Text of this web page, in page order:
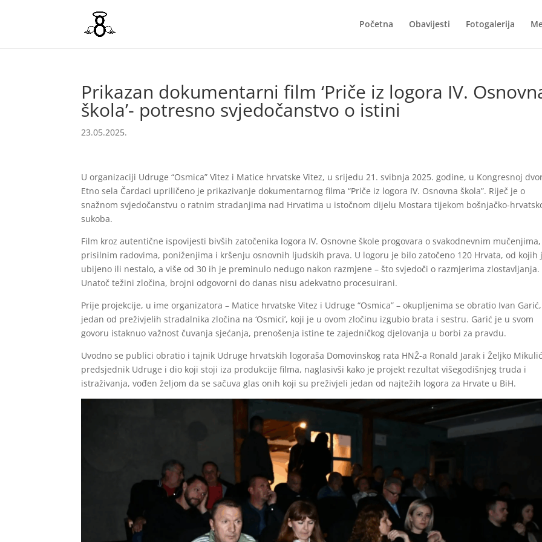
Početna Obavijesti Fotogalerija
Prikazan dokumentarni film ‘Priče iz logora IV.
škola’- potresno svjedočanstvo o istini
23.05.2025.
U organizaciji Udruge “Osmica” Vitez i Matice hrvatske Vitez, u srijedu 21. svibnja 2025. godine, u Kongresnoj
Etno sela Čardaci upriličeno je prikazivanje dokumentarnog filma “Priče iz logora IV. Osnovna škola”. Riječ je o
snažnom svjedočanstvu o ratnim stradanjima nad Hrvatima u istočnom dijelu Mostara tijekom bošnjačko-
sukoba.
Film kroz autentične ispovijesti bivših zatočenika logora IV. Osnovne škole progovara o svakodnevnim mučenjima,
prisilnim radovima, poniženjima i kršenju osnovnih ljudskih prava. U logoru je bilo zatočeno 120 Hrvata, od kojih
ubijeno ili nestalo, a više od 30 ih je preminulo nedugo nakon razmjene – što svjedoči o razmjerima zlostavljanja.
Unatoč težini zločina, brojni odgovorni do danas nisu adekvatno procesuirani.
Prije projekcije, u ime organizatora – Matice hrvatske Vitez i Udruge “Osmica” – okupljenima se obratio Ivan Garić,
jedan od preživjelih stradalnika zločina na ‘Osmici’, koji je u ovom zločinu izgubio brata i sestru. Garić je u svom
govoru istaknuo važnost čuvanja sjećanja, prenošenja istine te zajedničkog djelovanja u borbi za pravdu.
Uvodno se publici obratio i tajnik Udruge hrvatskih logoraša Domovinskog rata HNŽ-a Ronald Jarak i Željko
predsjednik Udruge i dio koji stoji iza produkcije filma, naglasivši kako je projekt rezultat višegodišnjeg truda i
istraživanja, vođen željom da se sačuva glas onih koji su preživjeli jedan od najtežih logora za Hrvate u BiH.